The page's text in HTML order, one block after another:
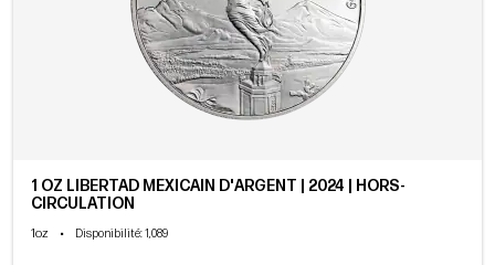
1 OZ LIBERTAD MEXICAIN D'ARGENT | 2024 | HORS-
CIRCULATION
1oz • Disponibilité: 1,089